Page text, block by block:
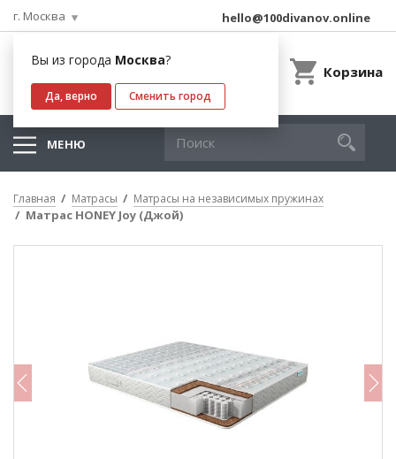
г. Москва
Вы из города Москва?
Да, верно Сменить город
hello@100divanov.online
Корзина
МЕНЮ
Главная Матрасы Матрасы на независимых пружинах
Матрас HONEY Joy (Джой)